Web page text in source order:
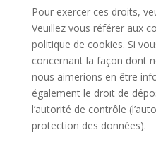
Pour exercer ces droits,
Veuillez vous référer aux
politique de cookies. Si
concernant la façon dont
nous aimerions en être
également le droit de
l’autorité de contrôle
protection des données).